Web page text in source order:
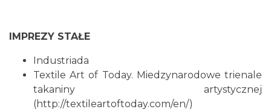
IMPREZY STAŁE
Industriada
Textile Art of Today. Miedzynarodowe trienale
takaniny artystycznej
(http://textileartoftoday.com/en/)